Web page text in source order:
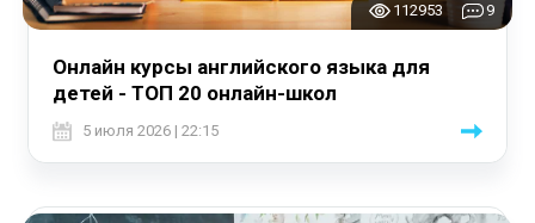
112953 9
Онлайн курсы английского языка для
детей - ТОП 20 онлайн-школ
5 июля 2026 | 22:15